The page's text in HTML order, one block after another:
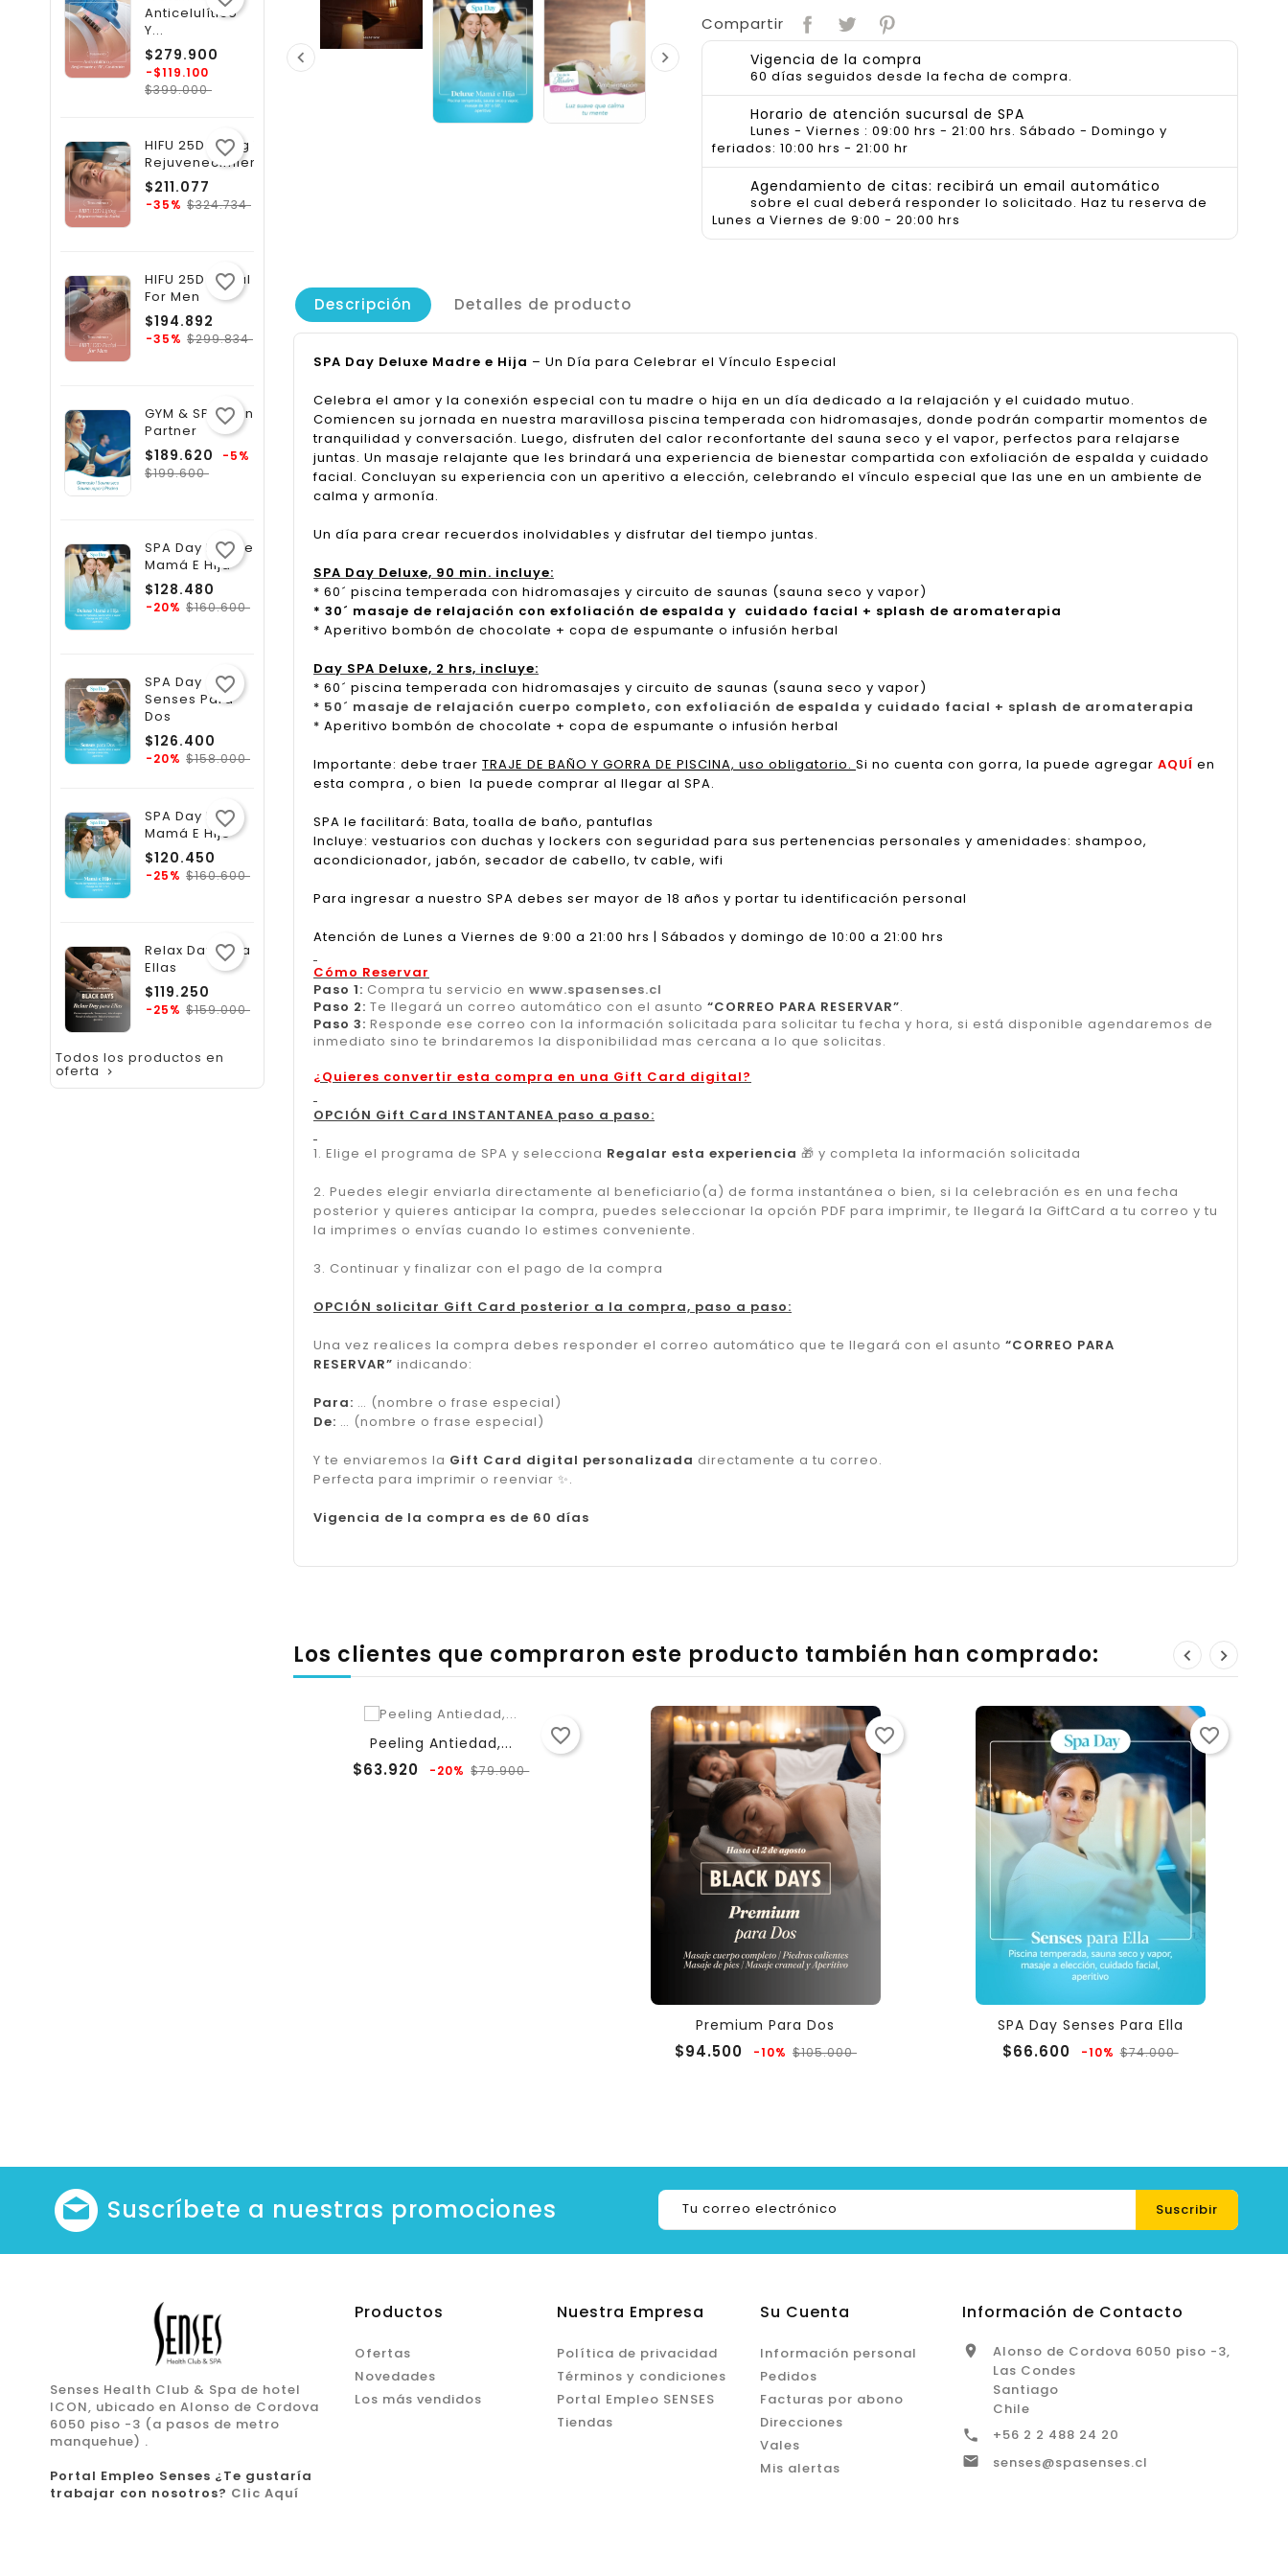
Anticelulítico
Y...
$279.900
-$119.100
$399.000Precio
HIFU 25D Lifting Y
Rejuvenecimiento...
$211.077
regular
-35% $324.734Precio
favorite_border
HIFU 25D Facial
For Men
$194.892
regular
-35% $299.834Precio
favorite_border
GYM & SPA Plan
Partner
$189.620 Precio
-5%
$199.600Precio
favorite_border
SPA Day Deluxe
Mamá E Hija
$128.480
regular
-20% $160.600Precio
favorite_border
SPA Day
Senses Para
Dos
$126.400
regular
-20% $158.000Precio
favorite_border
SPA Day Relax
Mamá E Hijo
$120.450
regular
-25% $160.600Precio
favorite_border
Relax Day Para
Ellas
$119.250
regular
-25% $159.000Precio
favorite_border
Todos los productos en
oferta 
 
Compartir
Vigencia de la compra
60 días seguidos desde la fecha de compra.
Horario de atención sucursal de SPA
Lunes - Viernes : 09:00 hrs - 21:00 hrs. Sábado - Domingo y
feriados: 10:00 hrs - 21:00 hr
Agendamiento de citas: recibirá un email automático
sobre el cual deberá responder lo solicitado. Haz tu reserva de
Lunes a Viernes de 9:00 - 20:00 hrs
Descripción Detalles de producto
SPA Day Deluxe Madre e Hija – Un Día para Celebrar el Vínculo Especial
Celebra el amor y la conexión especial con tu madre o hija en un día dedicado a la relajación y el cuidado mutuo.
Comiencen su jornada en nuestra maravillosa piscina temperada con hidromasajes, donde podrán compartir momentos de
tranquilidad y conversación. Luego, disfruten del calor reconfortante del sauna seco y el vapor, perfectos para relajarse
juntas. Un masaje relajante que les brindará una experiencia de bienestar compartida con exfoliación de espalda y cuidado
facial. Concluyan su experiencia con un aperitivo a elección, celebrando el vínculo especial que las une en un ambiente de
calma y armonía.
Un día para crear recuerdos inolvidables y disfrutar del tiempo juntas.
SPA Day Deluxe, 90 min. incluye:
* 60´ piscina temperada con hidromasajes y circuito de saunas (sauna seco y vapor)
* 30´ masaje de relajación con exfoliación de espalda y cuidado facial + splash de aromaterapia
* Aperitivo bombón de chocolate + copa de espumante o infusión herbal
Day SPA Deluxe, 2 hrs, incluye:
* 60´ piscina temperada con hidromasajes y circuito de saunas (sauna seco y vapor)
* 50´ masaje de relajación cuerpo completo, con exfoliación de espalda y cuidado facial + splash de aromaterapia
* Aperitivo bombón de chocolate + copa de espumante o infusión herbal
Importante: debe traer TRAJE DE BAÑO Y GORRA DE PISCINA, uso obligatorio. Si no cuenta con gorra, la puede agregar AQUÍ en
esta compra , o bien la puede comprar al llegar al SPA.
SPA le facilitará: Bata, toalla de baño, pantuflas
Incluye: vestuarios con duchas y lockers con seguridad para sus pertenencias personales y amenidades: shampoo,
acondicionador, jabón, secador de cabello, tv cable, wifi
Para ingresar a nuestro SPA debes ser mayor de 18 años y portar tu identificación personal
Atención de Lunes a Viernes de 9:00 a 21:00 hrs | Sábados y domingo de 10:00 a 21:00 hrs
Cómo Reservar
Paso 1: Compra tu servicio en www.spasenses.cl
Paso 2: Te llegará un correo automático con el asunto “CORREO PARA RESERVAR”.
Paso 3: Responde ese correo con la información solicitada para solicitar tu fecha y hora, si está disponible agendaremos de
inmediato sino te brindaremos la disponibilidad mas cercana a lo que solicitas.
¿Quieres convertir esta compra en una Gift Card digital?
OPCIÓN Gift Card INSTANTANEA paso a paso:
1. Elige el programa de SPA y selecciona Regalar esta experiencia 🎁 y completa la información solicitada
2. Puedes elegir enviarla directamente al beneficiario(a) de forma instantánea o bien, si la celebración es en una fecha
posterior y quieres anticipar la compra, puedes seleccionar la opción PDF para imprimir, te llegará la GiftCard a tu correo y tu
la imprimes o envías cuando lo estimes conveniente.
3. Continuar y finalizar con el pago de la compra
OPCIÓN solicitar Gift Card posterior a la compra, paso a paso:
Una vez realices la compra debes responder el correo automático que te llegará con el asunto “CORREO PARA
RESERVAR” indicando:
Para: … (nombre o frase especial)
De: … (nombre o frase especial)
Y te enviaremos la Gift Card digital personalizada directamente a tu correo.
Perfecta para imprimir o reenviar ✨.
Vigencia de la compra es de 60 días
Los clientes que compraron este producto también han comprado:
Peeling Antiedad,...
$63.920
Precio
-20% $79.900Precio
favorite_border
Premium Para Dos
$94.500
Precio
-10% $105.000Precio
favorite_border
SPA Day Senses Para Ella
$66.600
Precio
-10% $74.000Precio
favorite_border
Suscríbete a nuestras promociones
Senses Health Club & Spa de hotel
ICON, ubicado en Alonso de Cordova
6050 piso -3 (a pasos de metro
manquehue) .
Portal Empleo Senses ¿Te gustaría
trabajar con nosotros? Clic Aquí
Productos
Ofertas
Novedades
Los más vendidos
Nuestra Empresa
Política de privacidad
Términos y condiciones
Portal Empleo SENSES
Tiendas
Su Cuenta
Información personal
Pedidos
Facturas por abono
Direcciones
Vales
Mis alertas
Información de Contacto

Alonso de Cordova 6050 piso -3,
Las Condes
Santiago
Chile
 +56 2 2 488 24 20
 senses@spasenses.cl